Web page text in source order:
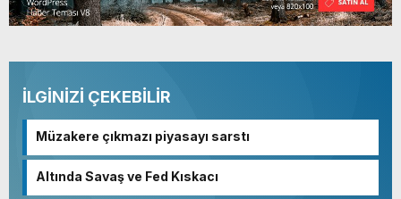
İLGİNİZİ ÇEKEBİLİR
Müzakere çıkmazı piyasayı sarstı
Altında Savaş ve Fed Kıskacı